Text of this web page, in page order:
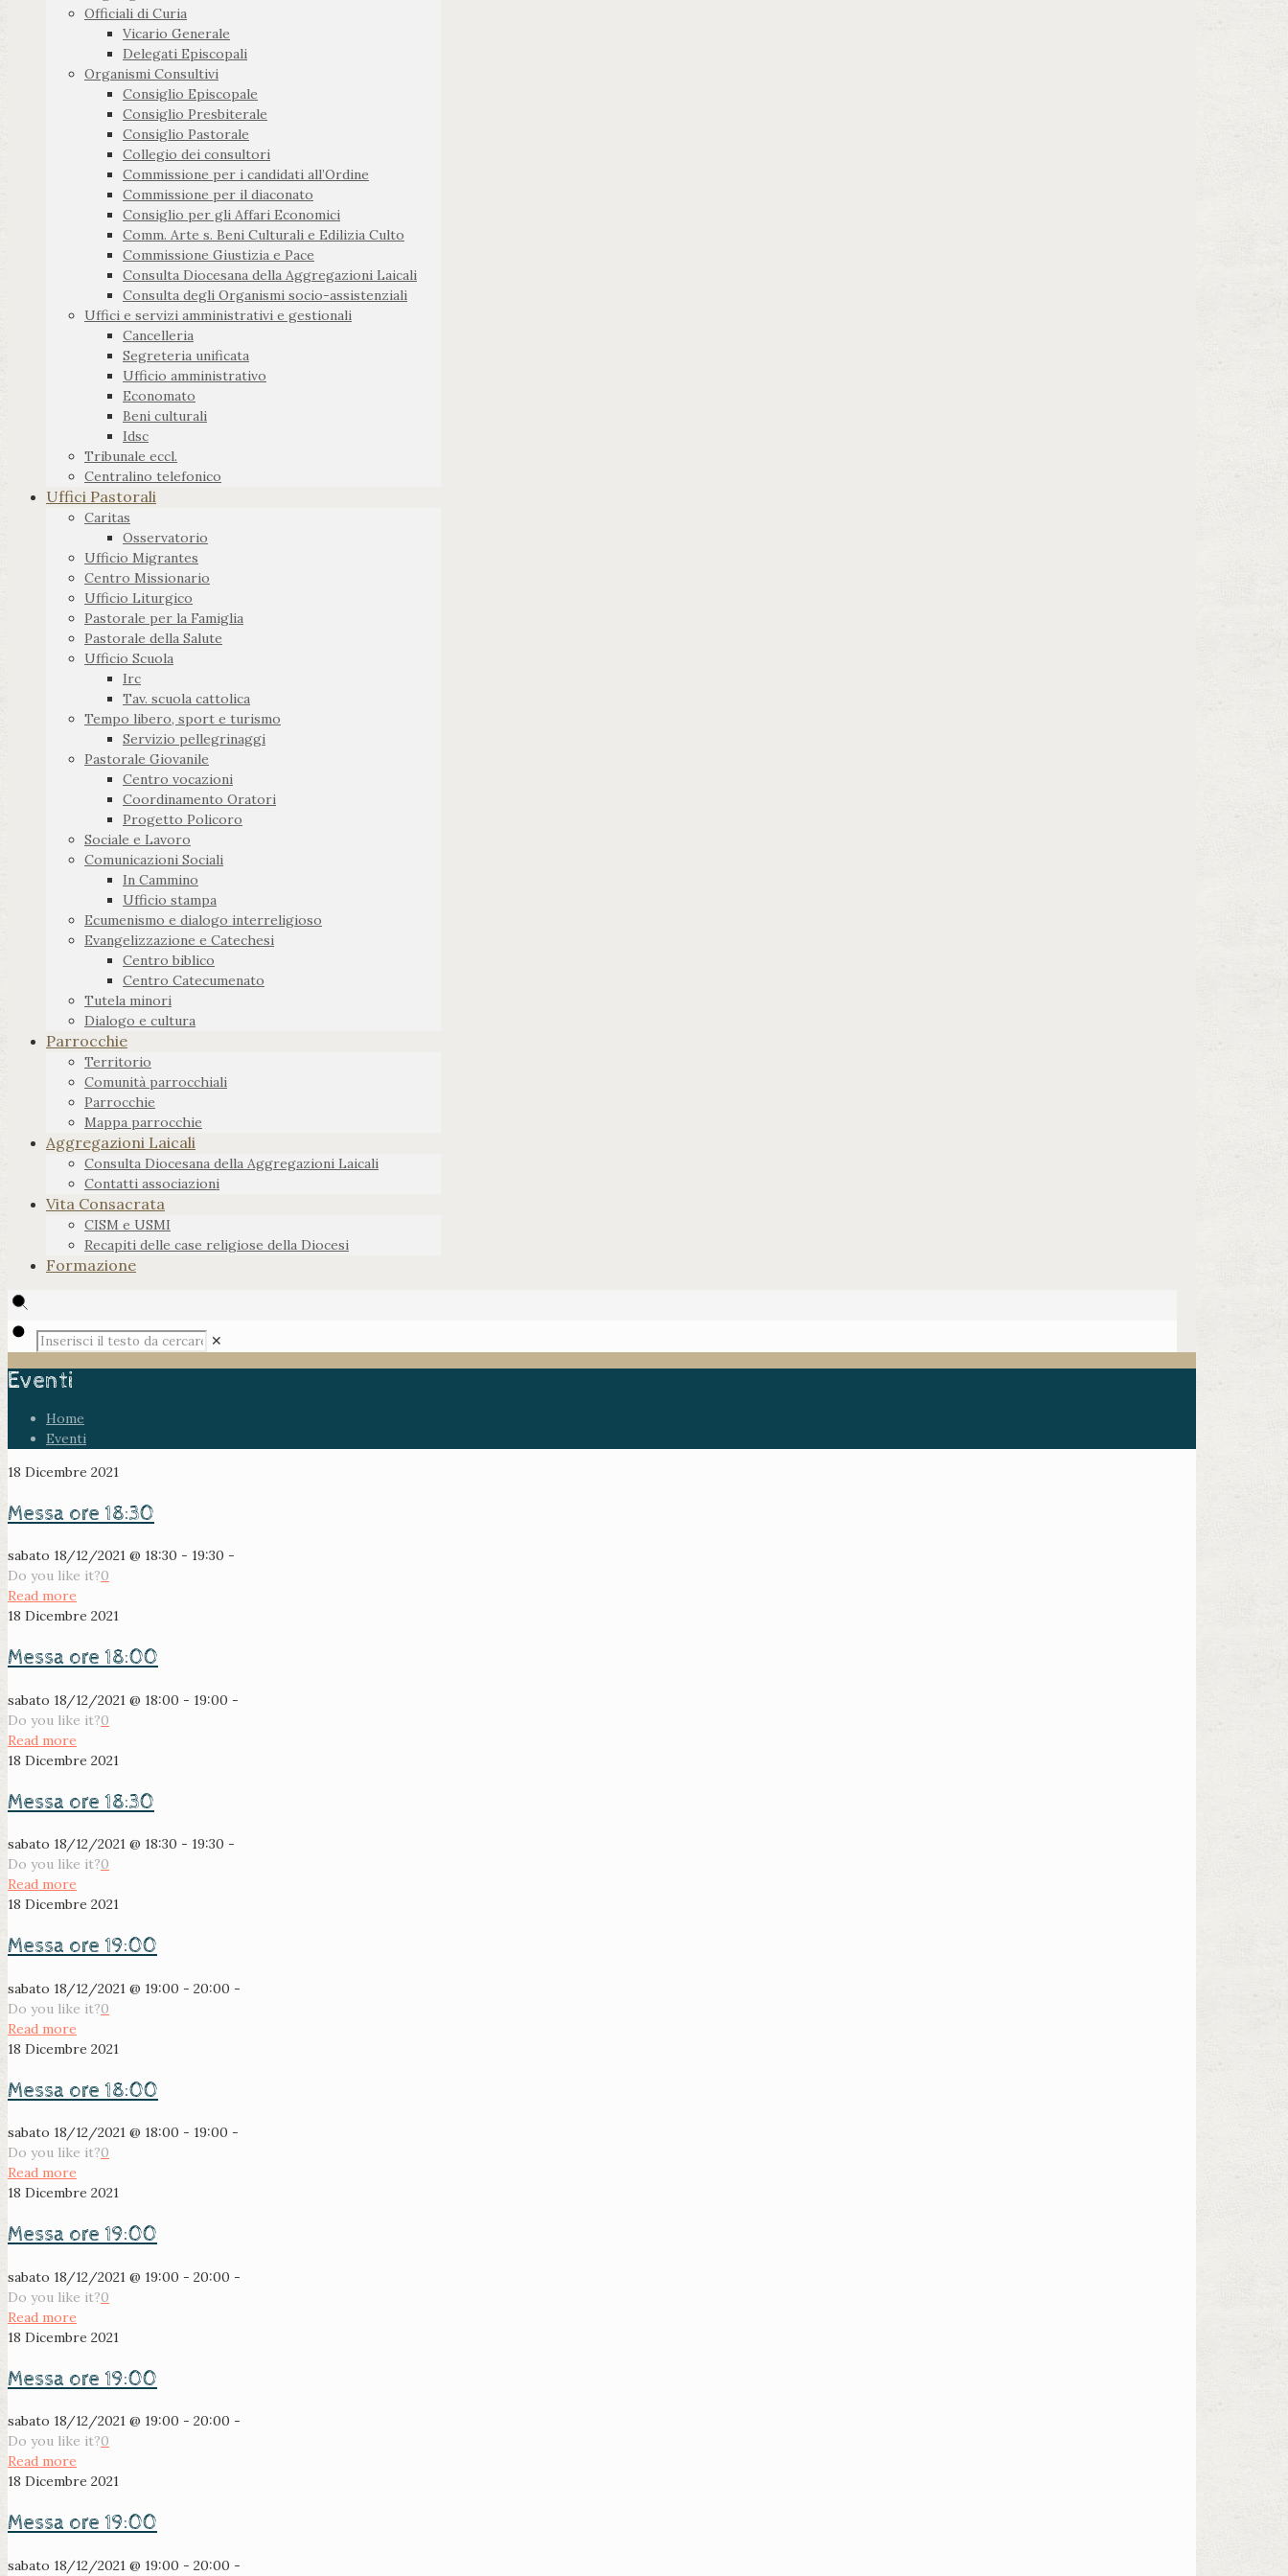
Officiali di Curia
Vicario Generale
Delegati Episcopali
Organismi Consultivi
Consiglio Episcopale
Consiglio Presbiterale
Consiglio Pastorale
Collegio dei consultori
Commissione per i candidati all’Ordine
Commissione per il diaconato
Consiglio per gli Affari Economici
Comm. Arte s. Beni Culturali e Edilizia Culto
Commissione Giustizia e Pace
Consulta Diocesana della Aggregazioni Laicali
Consulta degli Organismi socio-assistenziali
Uffici e servizi amministrativi e gestionali
Cancelleria
Segreteria unificata
Ufficio amministrativo
Economato
Beni culturali
Idsc
Tribunale eccl.
Centralino telefonico
Uffici Pastorali
Caritas
Osservatorio
Ufficio Migrantes
Centro Missionario
Ufficio Liturgico
Pastorale per la Famiglia
Pastorale della Salute
Ufficio Scuola
Irc
Tav. scuola cattolica
Tempo libero, sport e turismo
Servizio pellegrinaggi
Pastorale Giovanile
Centro vocazioni
Coordinamento Oratori
Progetto Policoro
Sociale e Lavoro
Comunicazioni Sociali
In Cammino
Ufficio stampa
Ecumenismo e dialogo interreligioso
Evangelizzazione e Catechesi
Centro biblico
Centro Catecumenato
Tutela minori
Dialogo e cultura
Parrocchie
Territorio
Comunità parrocchiali
Parrocchie
Mappa parrocchie
Aggregazioni Laicali
Consulta Diocesana della Aggregazioni Laicali
Contatti associazioni
Vita Consacrata
CISM e USMI
Recapiti delle case religiose della Diocesi
Formazione
✕
Eventi
Home
Eventi
18 Dicembre 2021
Messa ore 18:30
sabato 18/12/2021 @ 18:30 - 19:30 -
Do you like it?0
Read more
18 Dicembre 2021
Messa ore 18:00
sabato 18/12/2021 @ 18:00 - 19:00 -
Do you like it?0
Read more
18 Dicembre 2021
Messa ore 18:30
sabato 18/12/2021 @ 18:30 - 19:30 -
Do you like it?0
Read more
18 Dicembre 2021
Messa ore 19:00
sabato 18/12/2021 @ 19:00 - 20:00 -
Do you like it?0
Read more
18 Dicembre 2021
Messa ore 18:00
sabato 18/12/2021 @ 18:00 - 19:00 -
Do you like it?0
Read more
18 Dicembre 2021
Messa ore 19:00
sabato 18/12/2021 @ 19:00 - 20:00 -
Do you like it?0
Read more
18 Dicembre 2021
Messa ore 19:00
sabato 18/12/2021 @ 19:00 - 20:00 -
Do you like it?0
Read more
18 Dicembre 2021
Messa ore 19:00
sabato 18/12/2021 @ 19:00 - 20:00 -